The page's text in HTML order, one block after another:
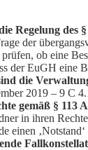
Regelung des
der
ob eine
der EuGH eine
die
2019 – 9 C
gemäß § 113
in ihren